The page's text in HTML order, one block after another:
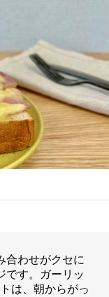
合わせがクセに
です。ガーリッ
は、朝からがっ